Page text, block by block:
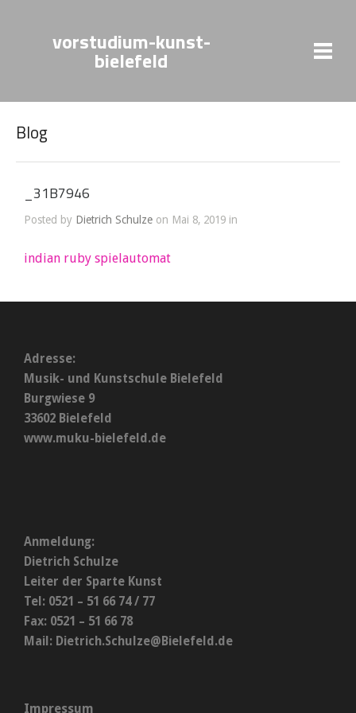
vorstudium-kunst-
bielefeld
Blog
_31B7946
Posted by Dietrich Schulze on Mai 8, 2019 in
indian ruby spielautomat
Adresse:
Musik- und Kunstschule Bielefeld
Burgwiese 9
33602 Bielefeld
www.muku-bielefeld.de
Anmeldung:
Dietrich Schulze
Leiter der Sparte Kunst
Tel: 0521 – 51 66 74 / 77
Fax: 0521 – 51 66 78
Mail: Dietrich.Schulze@Bielefeld.de
Impressum